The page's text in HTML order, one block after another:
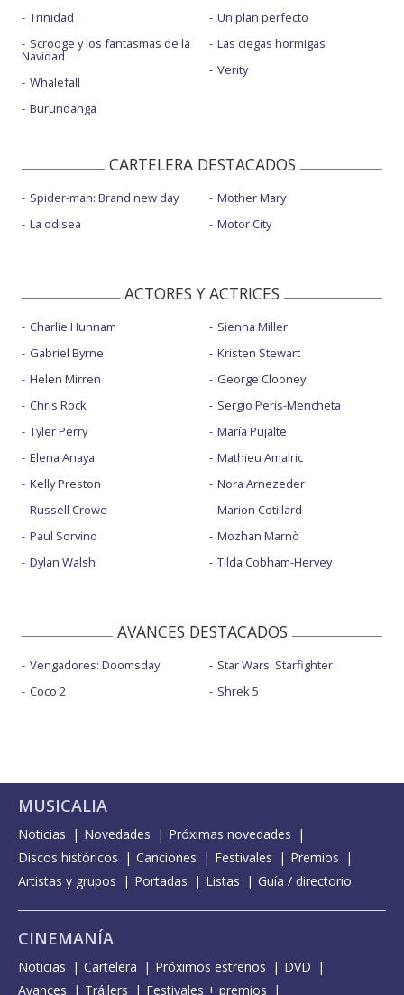
Trinidad
Scrooge y los fantasmas de la
Navidad
Whalefall
Burundanga
Un plan perfecto
Las ciegas hormigas
Verity
CARTELERA DESTACADOS
Spider-man: Brand new day
La odisea
Mother Mary
Motor City
ACTORES Y ACTRICES
Charlie Hunnam
Gabriel Byrne
Helen Mirren
Chris Rock
Tyler Perry
Elena Anaya
Kelly Preston
Russell Crowe
Paul Sorvino
Dylan Walsh
Sienna Miller
Kristen Stewart
George Clooney
Sergio Peris-Mencheta
María Pujalte
Mathieu Amalric
Nora Arnezeder
Marion Cotillard
Mozhan Marnò
Tilda Cobham-Hervey
AVANCES DESTACADOS
Vengadores: Doomsday
Coco 2
Star Wars: Starfighter
Shrek 5
MUSICALIA
Noticias Novedades
Próximas novedades
Discos históricos
Canciones Festivales
Premios
Artistas y grupos
Portadas Listas Guía / directorio
CINEMANÍA
Noticias Cartelera Próximos estrenos
DVD
Avances
Tráilers Festivales + premios